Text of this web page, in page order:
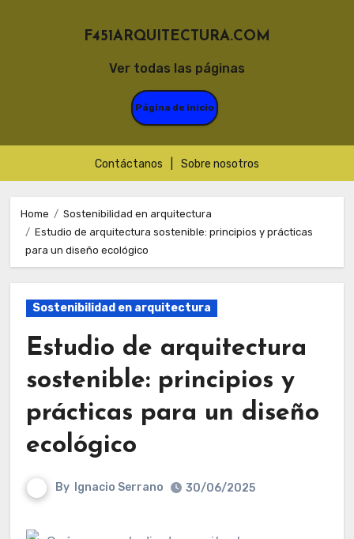
Ver todas las páginas
F451ARQUITECTURA.COM
Página de inicio
Contáctanos Sobre nosotros
content
Home
Sostenibilidad en arquitectura
Estudio de arquitectura sostenible: principios y prácticas
para un diseño ecológico
Sostenibilidad en arquitectura
Estudio de arquitectura
sostenible: principios y
prácticas para un diseño
ecológico
By Ignacio Serrano 30/06/2025